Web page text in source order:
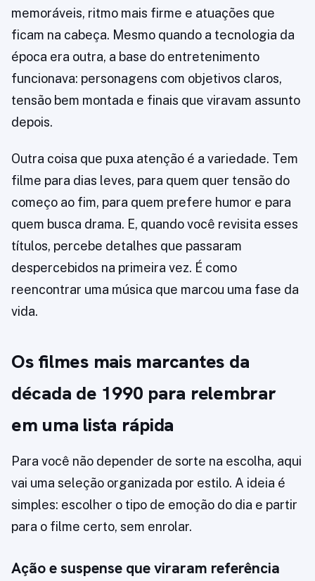
memoráveis, ritmo mais firme e atuações que
ficam na cabeça. Mesmo quando a tecnologia da
época era outra, a base do entretenimento
funcionava: personagens com objetivos claros,
tensão bem montada e finais que viravam assunto
depois.
Outra coisa que puxa atenção é a variedade. Tem
filme para dias leves, para quem quer tensão do
começo ao fim, para quem prefere humor e para
quem busca drama. E, quando você revisita esses
títulos, percebe detalhes que passaram
despercebidos na primeira vez. É como
reencontrar uma música que marcou uma fase da
vida.
Os filmes mais marcantes da
década de 1990 para relembrar
em uma lista rápida
Para você não depender de sorte na escolha, aqui
vai uma seleção organizada por estilo. A ideia é
simples: escolher o tipo de emoção do dia e partir
para o filme certo, sem enrolar.
Ação e suspense que viraram referência